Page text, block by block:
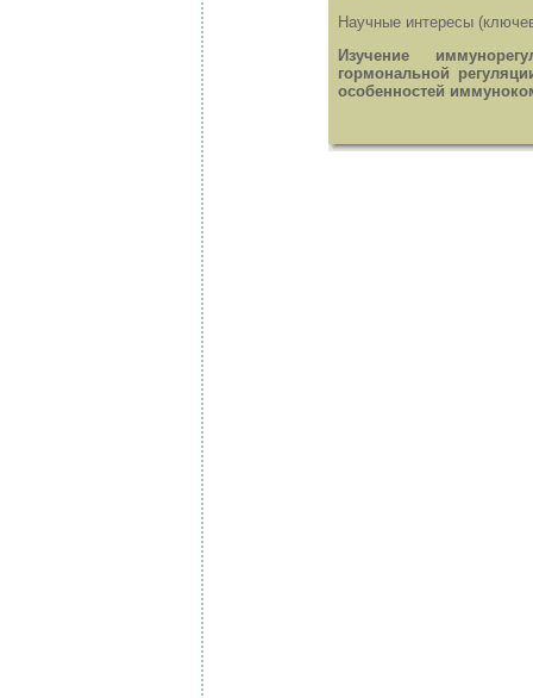
Научные интересы
Изучение
гормональной
особенностей